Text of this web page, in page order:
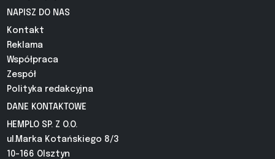
NAPISZ DO NAS
Kontakt
Reklama
Współpraca
Zespół
Polityka redakcyjna
DANE KONTAKTOWE
HEMPLO SP. Z O.O.
ul.Marka Kotańskiego 8/3
10-166 Olsztyn